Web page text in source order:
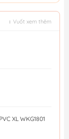
↕ Vuốt xem thêm
XL WKG1801